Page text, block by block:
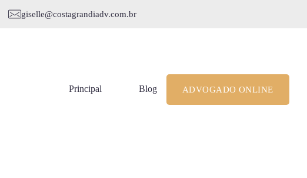
giselle@costagrandiadv.com.br
Principal Blog ADVOGADO ONLINE